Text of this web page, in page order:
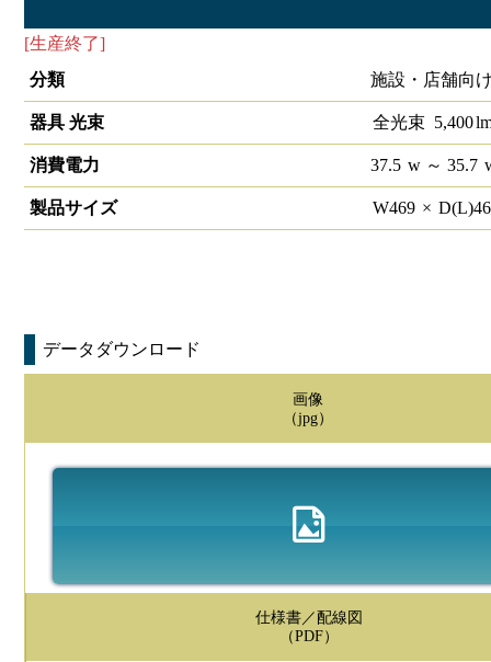
[生産終了]
分類
施設・店舗向
器具 光束 全光束 5,400
消費電力 37.5 w～ 35.7
製品サイズ W469 × D(L)
データダウンロード
画像
（jpg）
仕様書／配線図
（PDF）